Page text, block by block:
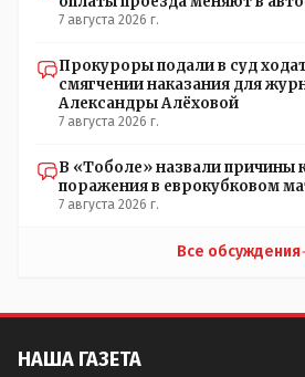
7 августа 2026 г.
Прокуроры подали в суд
смягчении наказания для
Александры Алёховой
7 августа 2026 г.
В «Тоболе» назвали причины
поражения в еврокубковом
7 августа 2026 г.
Все обсуждения
НАША ГАЗЕТА